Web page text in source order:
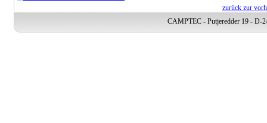
zurück zur
CAMPTEC - Putjeredder 19 - D-